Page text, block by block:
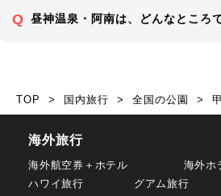
昼神温泉・阿南は、どんなところ
TOP 国内旅行 全国の公園
海外旅行
海外航空券＋ホテル
海外ホ
ハワイ旅行
グアム旅行